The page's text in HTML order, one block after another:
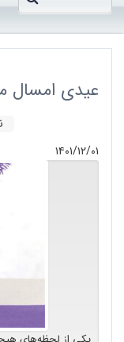
عیدی امسال
۱۴۰۱/۱۲/۰۱